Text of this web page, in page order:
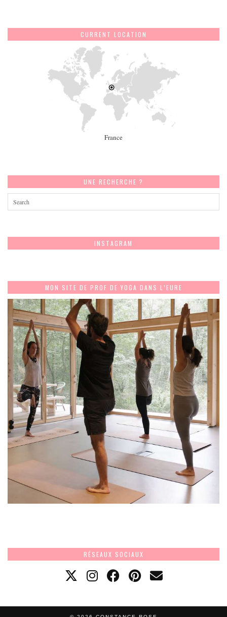
CURRENT LOCATION
France
UNE RECHERCHE ?
INSTAGRAM
MON SITE DE PROF DE YOGA DANS L’EURE
RÉSEAUX SOCIAUX